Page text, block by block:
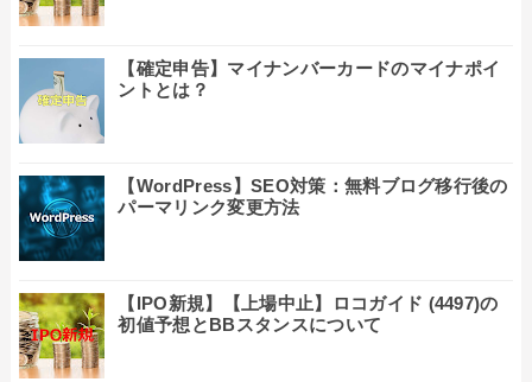
【確定申告】マイナンバーカードのマイナポイ
ントとは？
【WordPress】SEO対策：無料ブログ移行後の
パーマリンク変更方法
【IPO新規】【上場中止】ロコガイド (4497)の
初値予想とBBスタンスについて